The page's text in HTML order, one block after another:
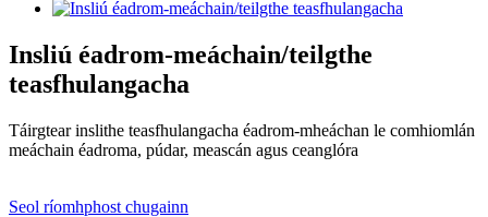
Insliú éadrom-meáchain/teilgthe
teasfhulangacha
Táirgtear inslithe teasfhulangacha éadrom-mheáchan le comhiomlán
meáchain éadroma, púdar, meascán agus ceanglóra
Seol ríomhphost chugainn